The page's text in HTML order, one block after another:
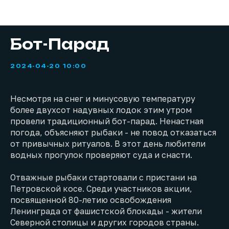
Бот-Парад
2024-04-20 10:00
Несмотря на снег и минусовую температуру
более двухсот надувных лодок этим утром
провели традиционный бот-парад. Ненастная
погода, объясняют рыбаки - не повод отказаться
от привычных ритуалов. В этот день любители
водных прогулок проверяют суда и снасти.
Отважные рыбаки стартовали с пристани на
Петровской косе. Среди участников акции,
посвященной 80-летию освобождения
Ленинграда от фашистской блокады - жители
Северной столицы и других городов страны.